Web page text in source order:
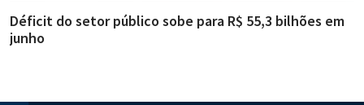
Déficit do setor público sobe para R$ 55,3 bilhões em
junho